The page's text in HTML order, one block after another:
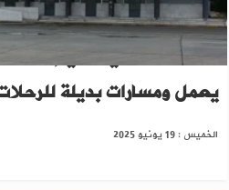
الطيران المدني ينفي إغلاق
يعمل ومسارات بديلة
الخميس : 19 يونيو 2025